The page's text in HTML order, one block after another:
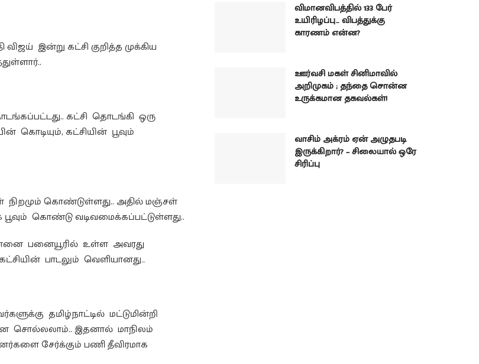
இன்று கட்சி குறித்த முக்கிய
கட்சி தொடங்கி ஒரு
கட்சியின் பூவும்
நிறமும் கொண்டுள்ளது.. அதில் மஞ்சள்
கொண்டு வடிவமைக்கப்பட்டுள்ளது..
பனையூரில் உள்ள அவரது
பாடலும் வெளியானது…
தமிழ்நாட்டில் மட்டுமின்றி
என சொல்லலாம்.. இதனால் மாநிலம்
சேர்க்கும் பணி தீவிரமாக
விமானவிபத்தில் 133 பேர்
உயிரிழப்பு… விபத்துக்கு
காரணம் என்ன?
ஊர்வசி மகள் சினிமாவில்
அறிமுகம் ; தந்தை சொன்ன
உருக்கமான தகவல்கள்!
வாசிம் அக்ரம் ஏன் அழுதபடி
இருக்கிறார்? – சிலையால் ஒரே
சிரிப்பு